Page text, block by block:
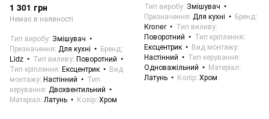
1 301 грн
Немає в наявності
Тип виробу Змішувач
Призначення Для кухні
Бренд
Lidz
Тип виливу Поворотний
Тип кріплення Ексцентрик
Вид
монтажу Настінний
Тип
керування Двохвентильний
Матеріал Латунь Колір Хром
Тип виробу Змішувач
Призначення Для кухні
Бренд
Kroner
Тип виливу
Поворотний
Тип кріплення
Ексцентрик
Вид монтажу
Настінний
Тип керування
Одноважільний
Матеріал
Латунь
Колір Хром